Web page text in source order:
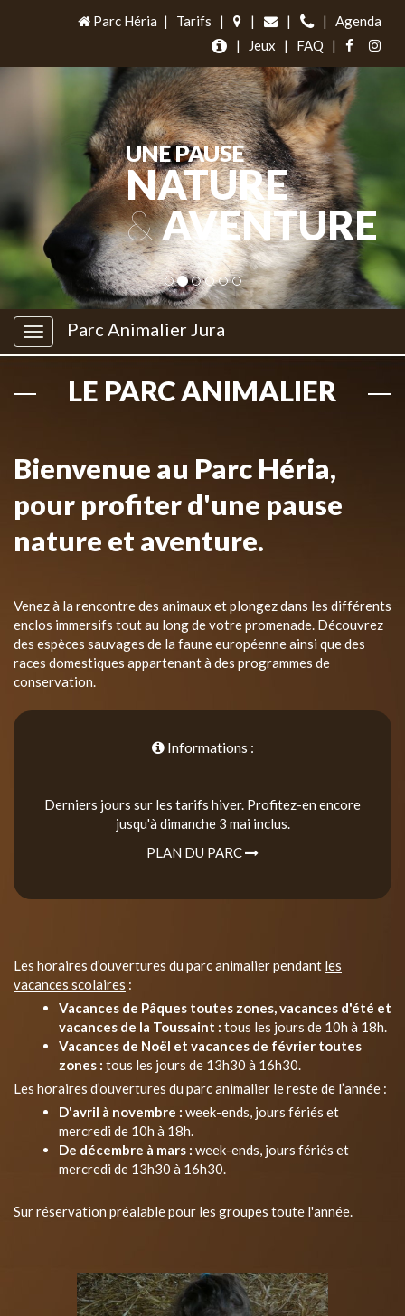
Parc Héria | Tarifs | | | |
Agenda
|
Jeux | FAQ |
UNE PAUSE
NATURE
&AVENTURE
Parc Animalier Jura
LE PARC ANIMALIER
Bienvenue au Parc Héria,
pour profiter d'une pause
nature et aventure.
Venez à la rencontre des animaux et plongez dans les différents
enclos immersifs tout au long de votre promenade. Découvrez
des espèces sauvages de la faune européenne ainsi que des
races domestiques appartenant à des programmes de
conservation.
Informations :
Derniers jours sur les tarifs hiver. Profitez-en encore
jusqu'à dimanche 3 mai inclus.
PLAN DU PARC
Les horaires d’ouvertures du parc animalier pendant les
vacances scolaires :
Vacances de Pâques toutes zones, vacances d'été et
vacances de la Toussaint : tous les jours de 10h à 18h.
Vacances de Noël et vacances de février toutes
zones : tous les jours de 13h30 à 16h30.
Les horaires d’ouvertures du parc animalier le reste de l’année :
D'avril à novembre : week-ends, jours fériés et
mercredi de 10h à 18h.
De décembre à mars : week-ends, jours fériés et
mercredi de 13h30 à 16h30.
Sur réservation préalable pour les groupes toute l'année.